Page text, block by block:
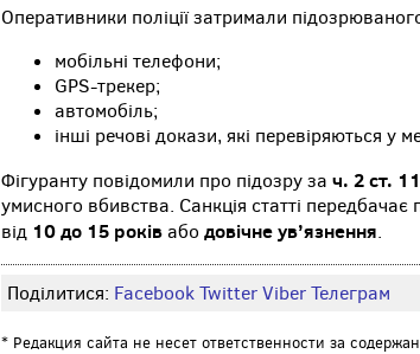
Оперативники поліції затримали
мобільні телефони;
GPS-трекер;
автомобіль;
інші речові докази, які перевіряються
Фігуранту повідомили про підозру за ч. 2 ст.
умисного вбивства. Санкція статті
від 10 до 15 роківабо довічне ув’язнення.
Поділитися: FacebookTwitterViberТелеграм
* Редакция сайта не несет ответственности за